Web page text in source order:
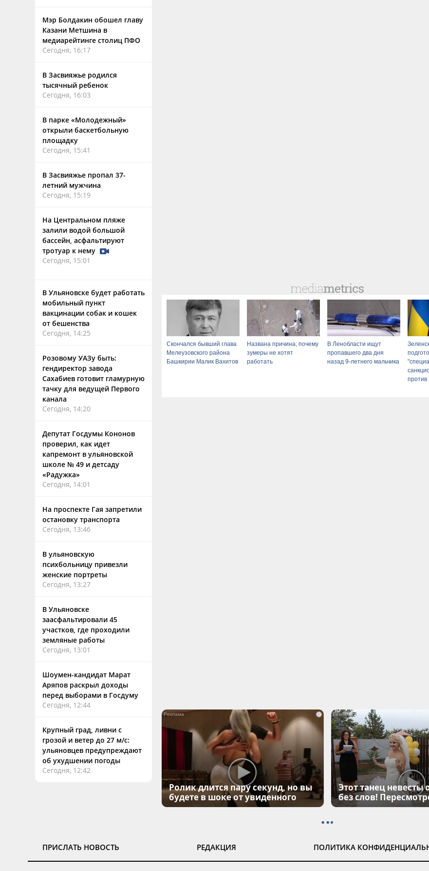
Мэр Болдакин обошел главу
Казани Метшина в
медиарейтинге столиц ПФО
Сегодня, 16:17
В Засвияжье родился
тысячный ребенок
Сегодня, 16:03
В парке «Молодежный»
открыли баскетбольную
площадку
Сегодня, 15:41
В Засвияжье пропал 37-
летний мужчина
Сегодня, 15:19
На Центральном пляже
залили водой большой
бассейн, асфальтируют
тротуар к нему
Сегодня, 15:01
В Ульяновске будет работать
мобильный пункт
вакцинации собак и кошек
от бешенства
Сегодня, 14:25
Розовому УАЗу быть:
гендиректор завода
Сахабиев готовит гламурную
тачку для ведущей Первого
канала
Сегодня, 14:20
Депутат Госдумы Кононов
проверил, как идет
капремонт в ульяновской
школе № 49 и детсаду
«Радужка»
Сегодня, 14:01
На проспекте Гая запретили
остановку транспорта
Сегодня, 13:46
В ульяновскую
психбольницу привезли
женские портреты
Сегодня, 13:27
В Ульяновске
заасфальтировали 45
участков, где проходили
земляные работы
Сегодня, 13:01
Шоумен-кандидат Марат
Аряпов раскрыл доходы
перед выборами в Госдуму
Сегодня, 12:44
Крупный град, ливни с
грозой и ветер до 27 м/с:
ульяновцев предупреждают
об ухудшении погоды
Сегодня, 12:42
Скончался бывший глава
Мелеузовского района
Башкирии Малик Вахитов
Названа причина, почему
зумеры не хотят
работать
В Ленобласти ищут
пропавшего два дня
назад 9-летнего мальчика
против
i
Ролик длится пару секунд, но вы
будете в шоке от увиденного
Этот танец невесты
без слов!
ПРИСЛАТЬ НОВОСТЬ РЕДАКЦИЯ ПОЛИТИКА